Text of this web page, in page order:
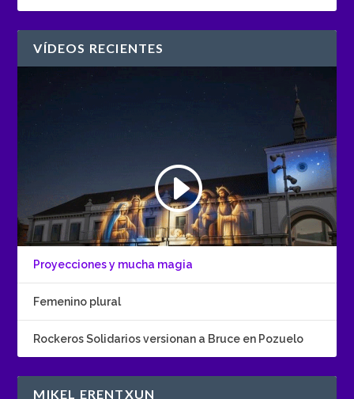
VÍDEOS RECIENTES
Proyecciones y mucha magia
Femenino plural
Rockeros Solidarios versionan a Bruce en Pozuelo
MIKEL ERENTXUN